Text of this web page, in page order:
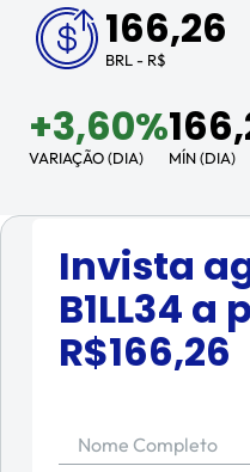
166,26
BRL - R$
+3,60%
VARIAÇÃO (DIA) MÍN (DIA)
Invista
B1LL34 a
R$166,26
Nome Completo